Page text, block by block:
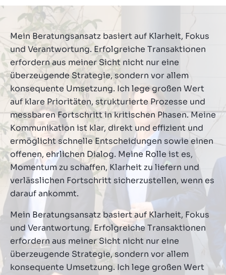
Mein Beratungsansatz basiert auf Klarheit, Fokus
und Verantwortung. Erfolgreiche Transaktionen
erfordern aus meiner Sicht nicht nur eine
überzeugende Strategie, sondern vor allem
konsequente Umsetzung. Ich lege großen Wert
auf klare Prioritäten, strukturierte Prozesse und
messbaren Fortschritt in kritischen Phasen. Meine
Kommunikation ist klar, direkt und effizient und
ermöglicht schnelle Entscheidungen sowie einen
offenen, ehrlichen Dialog. Meine Rolle ist es,
Momentum zu schaffen, Klarheit zu liefern und
verlässlichen Fortschritt sicherzustellen, wenn es
darauf ankommt.
Mein Beratungsansatz basiert auf Klarheit, Fokus
und Verantwortung. Erfolgreiche Transaktionen
erfordern aus meiner Sicht nicht nur eine
überzeugende Strategie, sondern vor allem
konsequente Umsetzung. Ich lege großen Wert